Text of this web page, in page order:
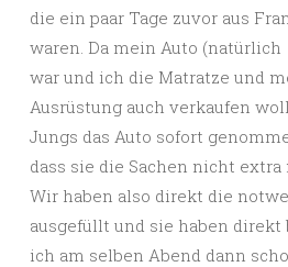
die ein paar Tage zuvor aus
waren. Da mein Auto
war und ich die Matratze und
Ausrüstung auch verkaufen
Jungs das Auto sofort
dass sie die Sachen nicht
Wir haben also direkt die
ausgefüllt und sie haben direkt
ich am selben Abend dann